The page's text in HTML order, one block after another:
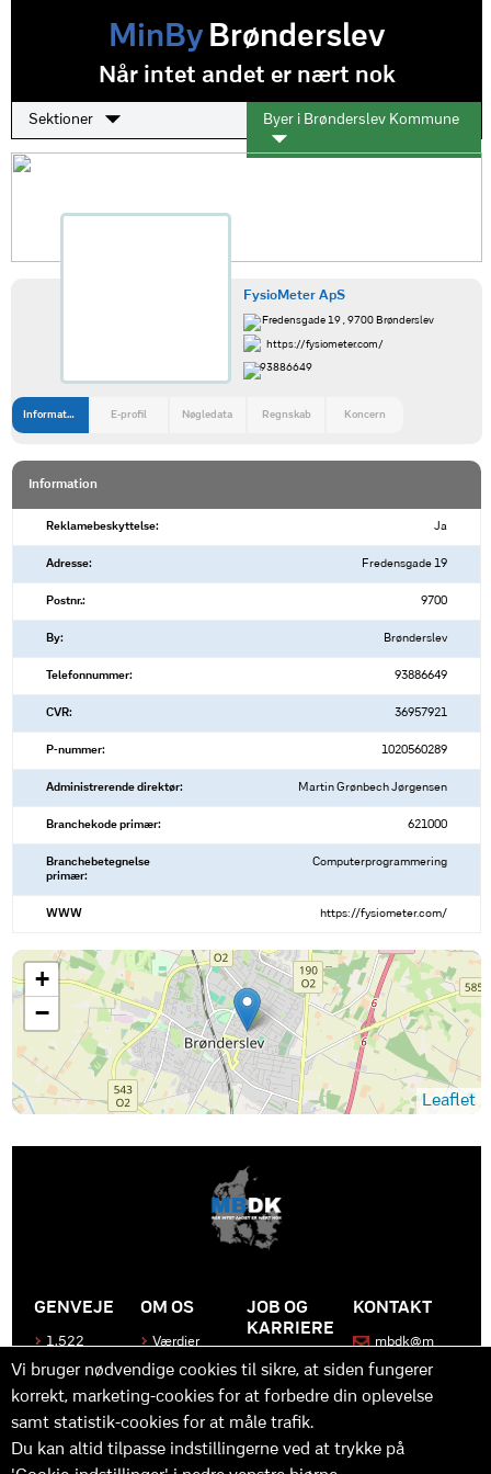
MinByBrønderslev
Når intet andet er nært nok
Sektioner Byer i Brønderslev Kommune
FysioMeter ApS
Fredensgade 19 , 9700 Brønderslev
https://fysiometer.com/
93886649
Information E-profil Nøgledata Regnskab Koncern
Information
Reklamebeskyttelse: Ja
Adresse: Fredensgade 19
Postnr.: 9700
By: Brønderslev
Telefonnummer: 93886649
CVR: 36957921
P-nummer: 1020560289
Administrerende direktør: Martin Grønbech Jørgensen
Branchekode primær: 621000
Branchebetegnelse
primær:
Computerprogrammering
WWW https://fysiometer.com/
+
−
Leaflet
GENVEJE
1.522
Produkter
Kontakt
os
OM OS
Værdier
Historen
bag
MBDK
Hvad gør
os unikke
JOB OG
KARRIERE
Bliv en del
af MBDK
Vores
team
og
KONTAKT
mbdk@m
Vi bruger nødvendige cookies til sikre, at siden fungerer
korrekt, marketing-cookies for at forbedre din oplevelse
samt statistik-cookies for at måle trafik.
Du kan altid tilpasse indstillingerne ved at trykke på